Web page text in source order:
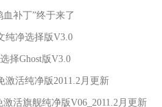
血补丁”终于来了
纯净选择版V3.0
择Ghost版V3.0
激活纯净版2011.2月更新
活旗舰纯净版V06_2011.2月更新